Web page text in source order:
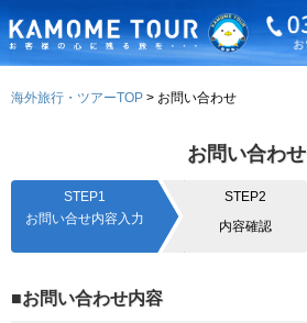
海外旅行・ツアーTOP お問い合わせ
お問い合わせ
STEP1
お問い合せ内容入力
STEP2
内容確認
■お問い合わせ内容